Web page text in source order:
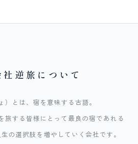
逆旅について
）とは、宿を意味する古語。
旅する皆様にとって最良の宿であれる
の選択肢を増やしていく会社です。